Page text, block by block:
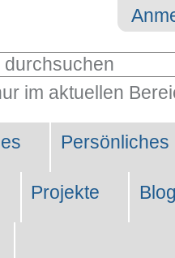
im aktuellen
Persönliches
Projekte